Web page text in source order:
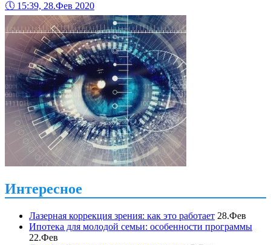
🕔 15:39, 28.Фев 2020
Интересное
Лазерная коррекция зрения: как это работает 28.Фев
Ипотека для молодой семьи: особенности программы
22.Фев